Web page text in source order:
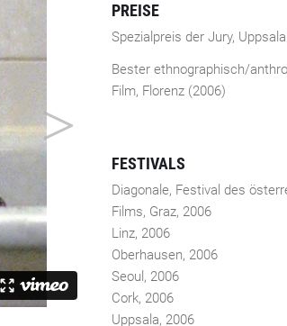
PREISE
Spezialpreis der Jury,
Bester ethnographisch/
Film, Florenz (2006)
FESTIVALS
Diagonale, Festival des
Films, Graz, 2006
Linz, 2006
Oberhausen, 2006
Seoul, 2006
Cork, 2006
Uppsala, 2006